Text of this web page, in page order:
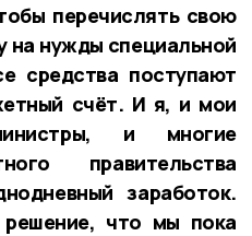
перечислять свою
на нужды специальной
средства поступают
счёт. И я, и мои
и многие
правительства
заработок.
что мы пока